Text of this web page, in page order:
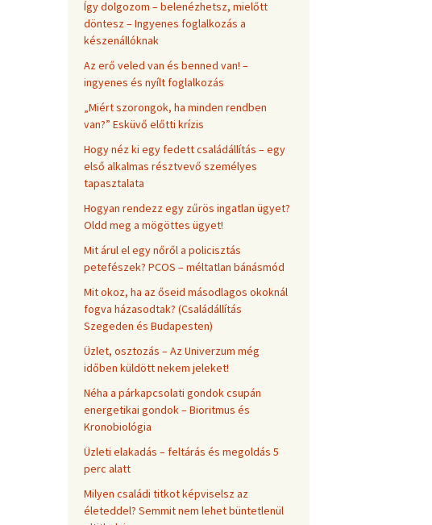
Így dolgozom – belenézhetsz, mielőtt
döntesz – Ingyenes foglalkozás a
készenállóknak
Az erő veled van és benned van! –
ingyenes és nyílt foglalkozás
„Miért szorongok, ha minden rendben
van?” Esküvő előtti krízis
Hogy néz ki egy fedett családállítás – egy
első alkalmas résztvevő személyes
tapasztalata
Hogyan rendezz egy zűrös ingatlan ügyet?
Oldd meg a mögöttes ügyet!
Mit árul el egy nőről a policisztás
petefészek? PCOS – méltatlan bánásmód
Mit okoz, ha az őseid másodlagos okoknál
fogva házasodtak? (Családállítás
Szegeden és Budapesten)
Üzlet, osztozás – Az Univerzum még
időben küldött nekem jeleket!
Néha a párkapcsolati gondok csupán
energetikai gondok – Bioritmus és
Kronobiológia
Üzleti elakadás – feltárás és megoldás 5
perc alatt
Milyen családi titkot képviselsz az
életeddel? Semmit nem lehet büntetlenül